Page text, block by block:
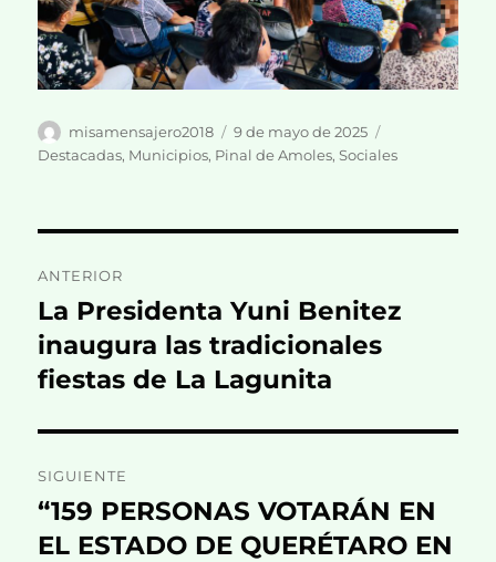
Autor
misamensajero2018
Publicado
el
9 de mayo de 2025
Destacadas, Municipios, Pinal de Amoles,Sociales
de
entradas
ANTERIOR
Entrada
anterior:
La Presidenta Yuni Benitez
inaugura las tradicionales
fiestas de La Lagunita
SIGUIENTE
Entrada
siguiente:
“159 PERSONAS VOTARÁN EN
EL ESTADO DE QUERÉTARO EN